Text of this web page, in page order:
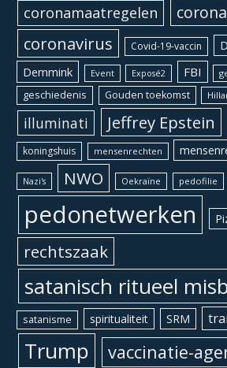
coronamaatregelen
coronavirus Covid-19-vaccin
Demmink Event Exposé2 FBI
geschiedenis Gouden toekomst
illuminati Jeffrey Epstein
koningshuis mensenrechten
Nazi's NWO Oekraïne pedofilie
pedonetwerken
rechtszaak
satanisch ritueel
satanisme spiritualiteit SRM
Trump vaccinatie-